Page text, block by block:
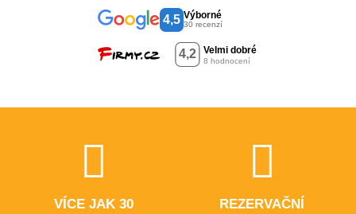
4,5 Výborné
30 recenzí
VÍCE JAK 30
REZERVAČNÍ